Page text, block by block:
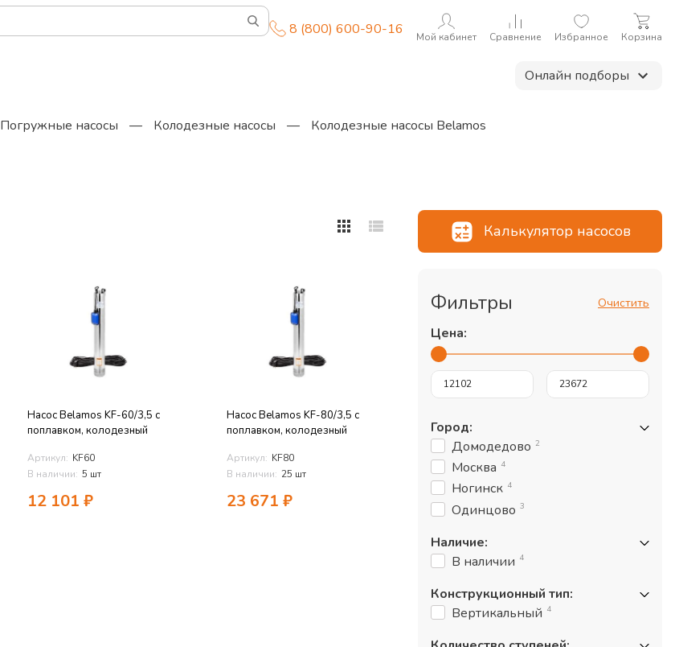
8 (800) 600-90-16 Мой кабинет Сравнение Избранное Корзина
Онлайн подборы
Погружные насосы — Колодезные насосы — Колодезные насосы Belamos
Насос Belamos KF-60/3,5 с
поплавком, колодезный
Артикул: KF60
В наличии: 5 шт
12 101 ₽
Насос Belamos KF-80/3,5 с
поплавком, колодезный
Артикул: KF80
В наличии: 25 шт
23 671 ₽
Калькулятор насосов
Фильтры Очистить
Цена:
Город:
Домодедово 2
Москва 4
Ногинск 4
Одинцово 3
Наличие:
В наличии 4
Конструкционный тип:
Вертикальный 4